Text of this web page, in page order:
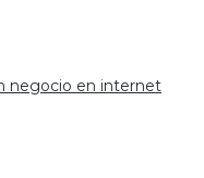
negocio en internet